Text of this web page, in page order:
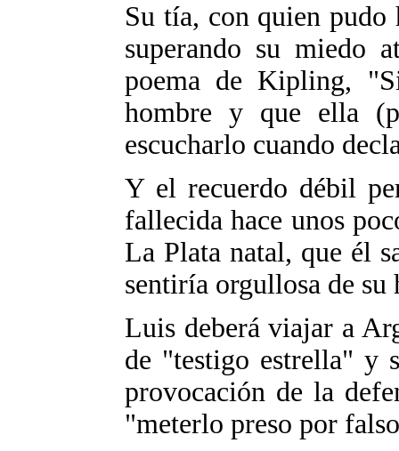
Su tía, con quien pudo
superando su miedo
poema de Kipling,
hombre y que ella
escucharlo cuando
Y el recuerdo débil
fallecida hace unos
La Plata natal, que él
sentiría orgullosa de su
Luis deberá viajar a
de "testigo estrella" y
provocación de la
"meterlo preso por